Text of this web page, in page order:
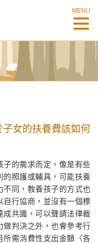
MENU
子女的扶養費該如何
子的需求而定，像是有些
的照護或輔具，可能扶養
不同，教養孩子的方式也
自行協商，並沒有一個標
成共識，可以聲請法律裁
做判決之外，也會參考行
所需消費性支出金額〈各